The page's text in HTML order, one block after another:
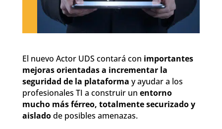
El nuevo Actor UDS contará con importantes
mejoras orientadas a incrementar la
seguridad de la plataforma y ayudar a los
profesionales TI a construir un entorno
mucho más férreo, totalmente securizado y
aisladode posibles amenazas.